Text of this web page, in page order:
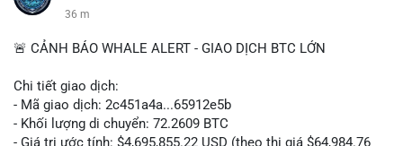
36 m
🚨 CẢNH BÁO WHALE ALERT - GIAO DỊCH BTC LỚN
Chi tiết giao dịch:
- Mã giao dịch: 2c451a4a...65912e5b
- Khối lượng di chuyển: 72.2609 BTC
- Giá trị ước tính: $4,695,855.22 USD (theo thị giá $64,984.76